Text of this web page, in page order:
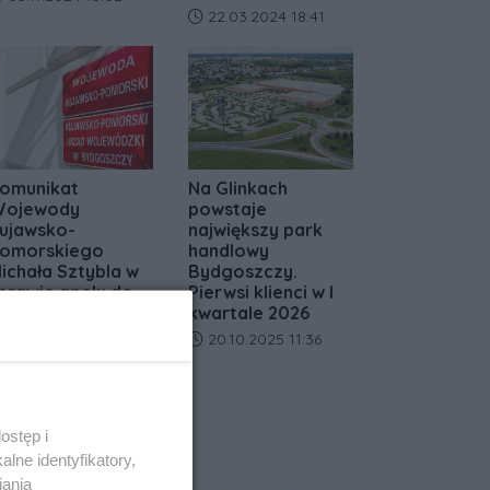
Data dodania artykułu:
22.03.2024 18:41
Sztybla w
apelu do
Małżeńskie
dodania artykułu:
18.05.2026 11:10
Na Glinkach
powstaje
największy park
handlowy
Bydgoszczy.
Pierwsi klienci w I
kwartale 2026
Data dodania artykułu:
20.10.2025 11:36
i
identyfikatory,